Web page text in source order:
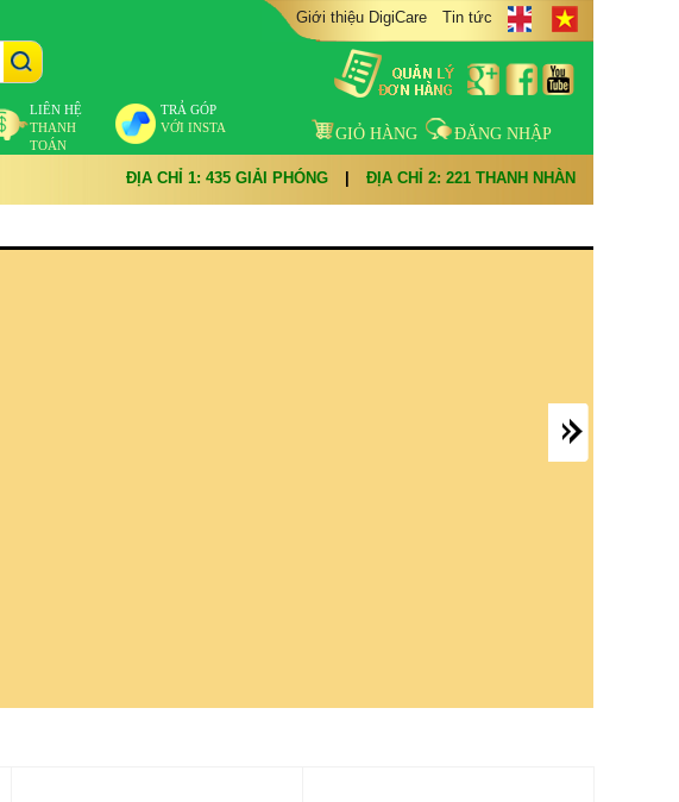
LIÊN HỆ
THANH
TOÁN
TRẢ GÓP
VỚI INSTA
Giới thiệu DigiCare Tin tức
GIỎ HÀNG ĐĂNG NHẬP
ĐỊA CHỈ 1: 435 GIẢI PHÓNG ĐỊA CHỈ 2: 221 THANH NHÀN